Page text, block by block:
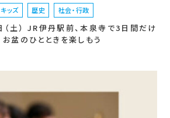
ッズ 歴史 社会・行政
（土） JR伊丹駅前、本泉寺で3日間だけ
盆のひとときを楽しもう